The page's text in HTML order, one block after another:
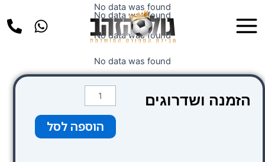
לתוכן
Menu
No data was found
No data was found
No data was found
No data was found
הזמנה ושדרוגים
כמות
של
שדרוג
למלון
הוספה לסל